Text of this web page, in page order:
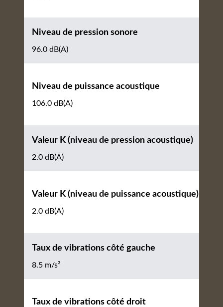
Niveau de pression sonore
96.0 dB(A)
Niveau de puissance acoustique
106.0 dB(A)
Valeur K (niveau de pression acoustique)
2.0 dB(A)
Valeur K (niveau de puissance acoustique)
2.0 dB(A)
Taux de vibrations côté gauche
8.5 m/s²
Taux de vibrations côté droit